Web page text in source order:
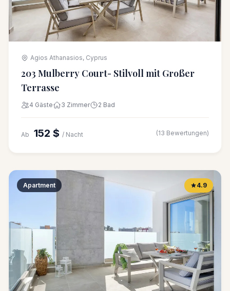
Agios Athanasios, Cyprus
203 Mulberry Court- Stilvoll mit Großer
Terrasse
4 Gäste 3 Zimmer 2 Bad
Ab 152 $ / Nacht (13 Bewertungen)
Apartment 4.9